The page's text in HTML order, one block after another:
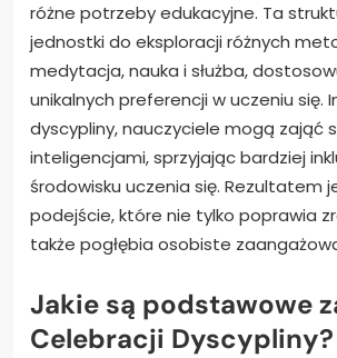
różne potrzeby edukacyjne. Ta
jednostki do eksploracji różnych
medytacja, nauka i służba,
unikalnych preferencji w uczeniu się.
dyscypliny, nauczyciele mogą zająć
inteligencjami, sprzyjając bardziej
środowisku uczenia się. Rezultatem
podejście, które nie tylko poprawia
także pogłębia osobiste
Jakie są podstawowe
Celebracji Dyscypliny?